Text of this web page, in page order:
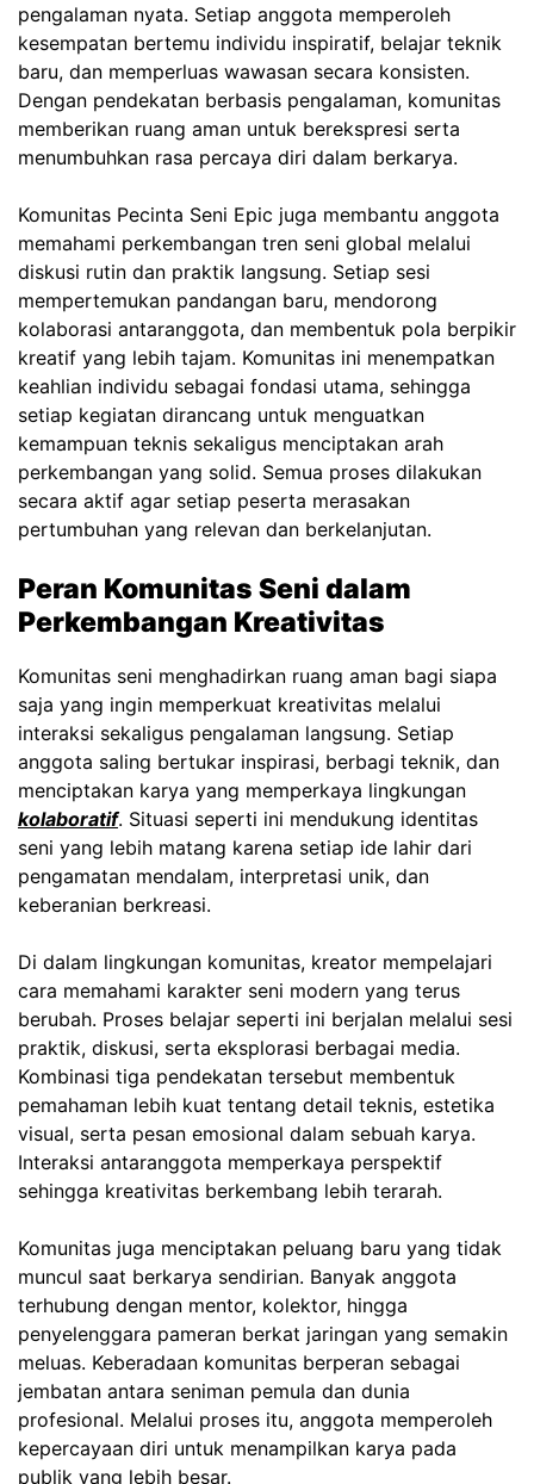
pengalaman nyata. Setiap anggota memperoleh
kesempatan bertemu individu inspiratif, belajar teknik
baru, dan memperluas wawasan secara konsisten.
Dengan pendekatan berbasis pengalaman, komunitas
memberikan ruang aman untuk berekspresi serta
menumbuhkan rasa percaya diri dalam berkarya.
Komunitas Pecinta Seni Epic juga membantu anggota
memahami perkembangan tren seni global melalui
diskusi rutin dan praktik langsung. Setiap sesi
mempertemukan pandangan baru, mendorong
kolaborasi antaranggota, dan membentuk pola berpikir
kreatif yang lebih tajam. Komunitas ini menempatkan
keahlian individu sebagai fondasi utama, sehingga
setiap kegiatan dirancang untuk menguatkan
kemampuan teknis sekaligus menciptakan arah
perkembangan yang solid. Semua proses dilakukan
secara aktif agar setiap peserta merasakan
pertumbuhan yang relevan dan berkelanjutan.
Peran Komunitas Seni dalam
Perkembangan Kreativitas
Komunitas seni menghadirkan ruang aman bagi siapa
saja yang ingin memperkuat kreativitas melalui
interaksi sekaligus pengalaman langsung. Setiap
anggota saling bertukar inspirasi, berbagi teknik, dan
menciptakan karya ⁠yang memperkaya lingkungan
kolaboratif. Situasi seperti ini mendukung identitas
seni yang lebih matang karena setiap ide lahir dari
pengamatan mendalam, interpretasi unik, dan
keberanian berkreasi.
Di dalam lingkungan komunitas, kreator mempelajari
cara memahami karakter seni modern yang terus
berubah. Proses belajar seperti ini berjalan melalui sesi
praktik, diskusi, serta eksplorasi berbagai media.
Kombinasi tiga pendekatan tersebut membentuk
pemahaman lebih kuat tentang detail teknis, estetika
visual, serta pesan emosional dalam sebuah karya.
Interaksi antaranggota memperkaya perspektif
sehingga kreativitas berkembang lebih terarah.
Komunitas juga menciptakan peluang baru yang tidak
muncul saat berkarya sendirian. Banyak anggota
terhubung dengan mentor, kolektor, hingga
penyelenggara pameran berkat jaringan yang semakin
meluas. Keberadaan komunitas berperan sebagai
jembatan antara seniman pemula dan dunia
profesional. Melalui proses itu, anggota memperoleh
kepercayaan diri untuk menampilkan karya pada
publik yang lebih besar.